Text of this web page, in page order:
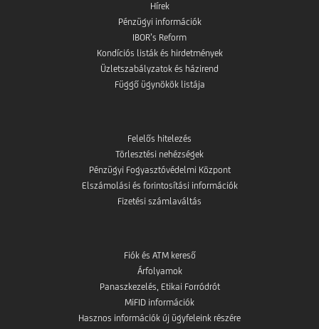
Hírek
Pénzügyi információk
IBOR’s Reform
Kondíciós listák és hirdetmények
Üzletszabályzatok és házirend
Függő ügynökök listája
Felelős hitelezés
Törlesztési nehézségek
Pénzügyi Fogyasztóvédelmi Központ
Elszámolási és forintosítási információk
Fizetési számlaváltás
Fiók és ATM kereső
Árfolyamok
Panaszkezelés, Etikai Forródrót
MiFID információk
Hasznos információk új ügyfeleink részére